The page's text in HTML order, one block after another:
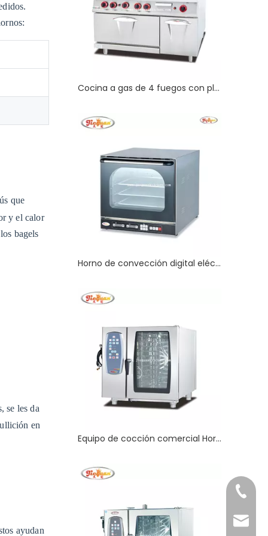
que
y el calor
bagels
se les da
en
ayudan
Cocina a gas de 4 fuegos con plancha y horno para restaurantes y hoteles
Horno de convección digital eléctrico comercial de 4 bandejas
Equipo de cocción comercial Horno eléctrico de vapor combinado de 4 bandejas
+86-